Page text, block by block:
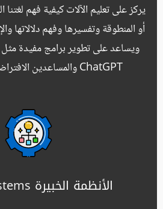
يركز على تعليم الآلات كيفية فهم لغتنا
أو المنطوقة وتفسيرها وفهم دلالاتها
ويساعد على تطوير برامج مفيدة
ChatGPT والمساعدين الافتراضيين مثل Alexa.
الأنظمة الخبيرة Expert Systems